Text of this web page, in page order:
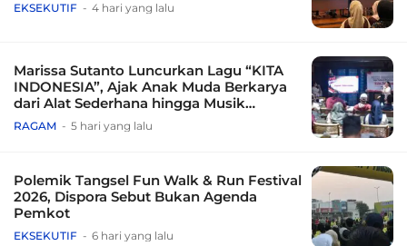
EKSEKUTIF 4 hari yang lalu
Marissa Sutanto Luncurkan Lagu “KITA
INDONESIA”, Ajak Anak Muda Berkarya
dari Alat Sederhana hingga Musik
Tradisional
RAGAM 5 hari yang lalu
Polemik Tangsel Fun Walk & Run Festival
2026, Dispora Sebut Bukan Agenda
Pemkot
EKSEKUTIF 6 hari yang lalu